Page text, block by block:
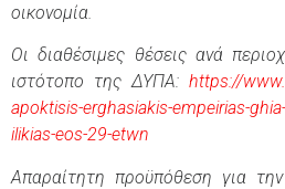
οικονομία.
Οι διαθέσιμες θέσεις ανά
ιστότοπο της ΔΥΠΑ: https://
apoktisis-erghasiakis-empeirias-
ilikias-eos-29-etwn
Απαραίτητη προϋπόθεση για